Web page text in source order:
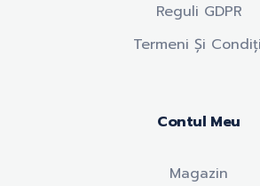
Reguli GDPR
Termeni Și
Contul Meu
Magazin